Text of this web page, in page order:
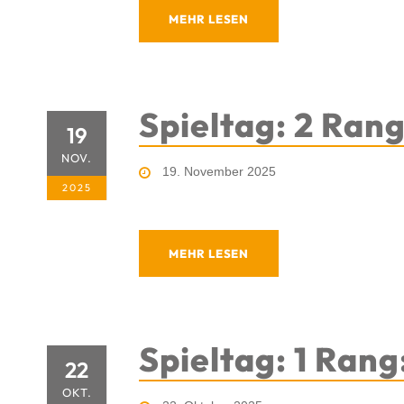
MEHR LESEN
19
NOV.
2025
Spieltag: 2
19. November 2025
MEHR LESEN
22
OKT.
Spieltag: 1